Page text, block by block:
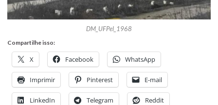
DM_UFPel_1968
Compartilhe isso:
X Facebook WhatsApp
Imprimir Pinterest E-mail
LinkedIn Telegram Reddit